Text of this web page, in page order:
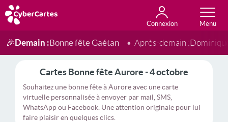
Connexion
Anniversaire
Fête du jour
Amour
Amitié
Merci
Toutes les cartes
🎉Demain :Bonne fête Gaétan Après-demain :
Cartes Bonne fête Aurore - 4 octobre
Souhaitez une bonne fête à Aurore avec une carte
virtuelle personnalisée à envoyer par mail, SMS,
WhatsApp ou Facebook. Une attention originale pour lui
faire plaisir en quelques clics.